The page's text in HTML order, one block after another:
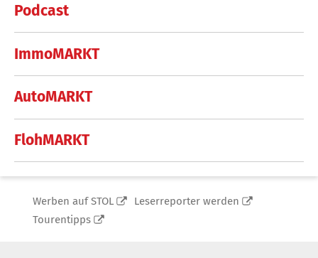
Podcast
ImmoMARKT
AutoMARKT
FlohMARKT
Werben auf STOL
Leserreporter werden
Tourentipps